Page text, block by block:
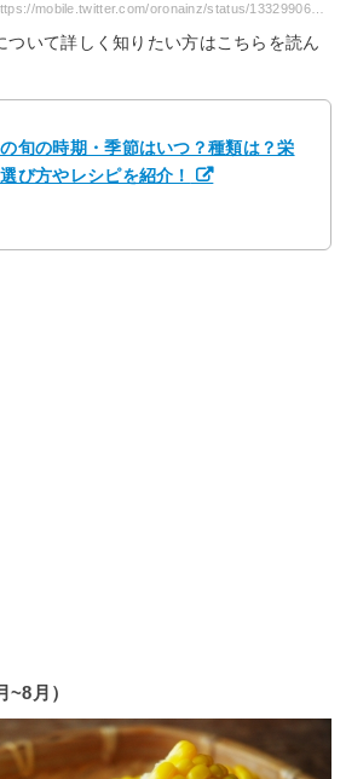
引用元: https://mobile.twitter.com/oronainz/status/1332990671150465027
ついて詳しく知りたい方はこちらを読ん
旬の時期・季節はいつ？種類は？栄
び方やレシピを紹介！
月）